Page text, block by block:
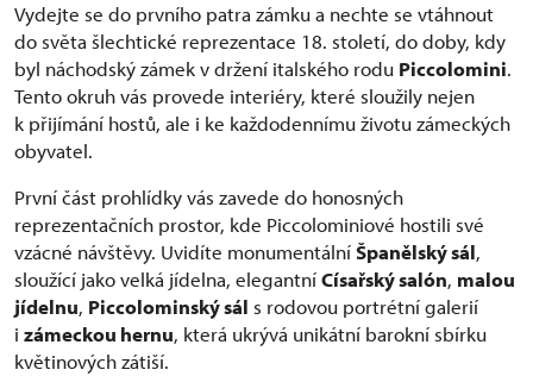
Vydejte se do prvního patra zámku a nechte se vtáhnout
do světa šlechtické reprezentace 18. století, do doby, kdy
byl náchodský zámek v držení italského rodu Piccolomini.
Tento okruh vás provede interiéry, které sloužily nejen
k přijímání hostů, ale i ke každodennímu životu zámeckých
obyvatel.
První část prohlídky vás zavede do honosných
reprezentačních prostor, kde Piccolominiové hostili své
vzácné návštěvy. Uvidíte monumentálníŠpanělský sál,
sloužící jako velká jídelna, elegantníCísařský salón, malou
jídelnu, Piccolominský sál s rodovou portrétní galerií
i zámeckou hernu, která ukrývá unikátní barokní sbírku
květinových zátiší.